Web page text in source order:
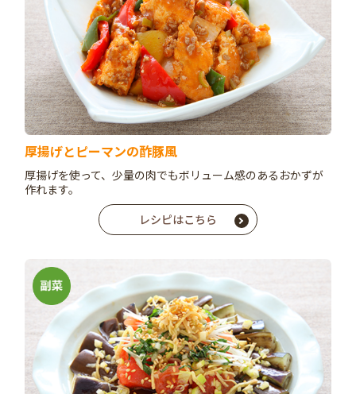
厚揚げとピーマンの酢豚風
厚揚げを使って、少量の肉でもボリューム感のあるおかずが
作れます。
レシピはこちら